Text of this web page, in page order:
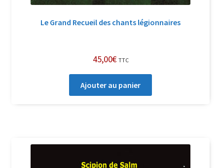
Le Grand Recueil des chants légionnaires
45,00€ TTC
Ajouter au panier